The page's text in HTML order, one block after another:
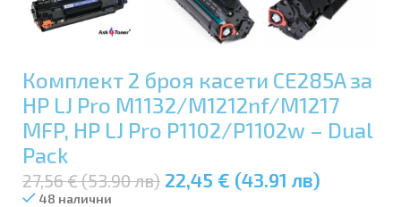
Комплект 2 броя касети CE285A за
HP LJ Pro M1132/M1212nf/M1217
MFP, HP LJ Pro P1102/P1102w – Dual
Pack
27,56 € (53.90 лв) 22,45 € (43.91 лв)
48 налични